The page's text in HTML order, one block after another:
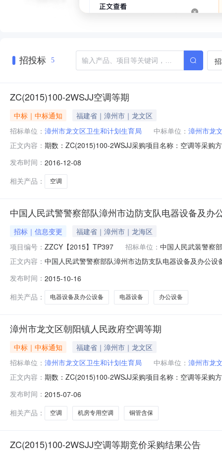
招投标 5
ZC(2015)100-2WSJJ空调等期
中标｜中标通知
福建省｜漳州市｜龙文区
招标单位： 漳州市龙文区卫生和计划生育局 中标单位： 漳州市龙
正文内容： 期数：ZC(2015)100-2WSJJ采购项目名称：空调等采购
档案查询结果告知函复印件（加盖单位公章）。超过出
发布时间： 2016-12-08
相关产品：
空调
中国人民武警警察部队漳州市边防支队电器设备及办
招标｜信息变更
福建省｜漳州市｜龙海区
项目编号： ZZCY【2015】TP397 招标单位： 中国人民武装警察
正文内容： 中国人民武警警察部队漳州市边防支队电器设备及办公
招标代理有限公司6、招标代理机构地址：漳州市芗城区
期：20
发布时间： 2015-10-16
相关产品：
电器设备及办公设备 电器设备 办公设备
漳州市龙文区朝阳镇人民政府空调等期
中标｜中标通知
福建省｜漳州市｜龙文区
招标单位： 漳州市龙文区卫生和计划生育局 中标单位： 漳州市龙
正文内容： 期数：ZC(2015)100-2WSJJ采购项目名称：空调等采购
档案查询结果告知函复印件（加盖单位公章）。超过出
发布时间： 2015-07-06
相关产品：
空调 机房专用空调 铜管含保
ZC(2015)100-2WSJJ空调等期竞价采购结果公告